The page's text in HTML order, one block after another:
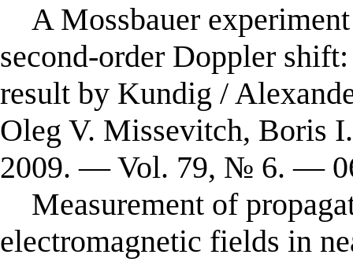
A Mossbauer
second-order Doppler
result by Kundig /
Oleg V. Missevitch, Boris
2009. — Vol. 79, № 6. —
Measurement of
electromagnetic fields in